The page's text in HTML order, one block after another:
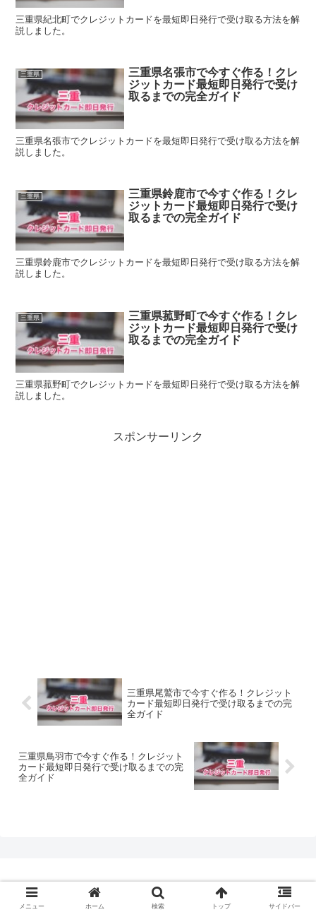
三重県紀北町でクレジットカードを最短即日発行で受け取る方法を解
説しました。
三重県
三重県名張市で今すぐ作る！クレ
ジットカード最短即日発行で受け
取るまでの完全ガイド
三重県名張市でクレジットカードを最短即日発行で受け取る方法を解
説しました。
三重県
三重県鈴鹿市で今すぐ作る！クレ
ジットカード最短即日発行で受け
取るまでの完全ガイド
三重県鈴鹿市でクレジットカードを最短即日発行で受け取る方法を解
説しました。
三重県
三重県菰野町で今すぐ作る！クレ
ジットカード最短即日発行で受け
取るまでの完全ガイド
三重県菰野町でクレジットカードを最短即日発行で受け取る方法を解
説しました。
スポンサーリンク
三重県尾鷲市で今すぐ作る！クレジット
カード最短即日発行で受け取るまでの完
全ガイド
三重県鳥羽市で今すぐ作る！クレジット
カード最短即日発行で受け取るまでの完
全ガイド
© 2020 クレジットカード最短即日発行.com.
メニュー ホーム 検索 トップ サイドバー